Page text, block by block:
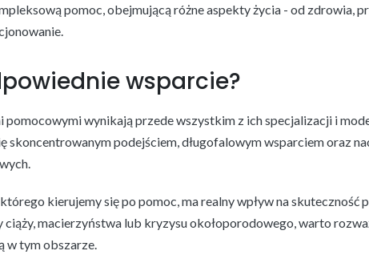
pomoc, obejmującą różne aspekty życia - od zdrowia,
wsparcie?
pomocowymi wynikają przede wszystkim z ich specjalizacji i
skoncentrowanym podejściem, długofalowym wsparciem oraz
kierujemy się po pomoc, ma realny wpływ na skuteczność
ciąży, macierzyństwa lub kryzysu okołoporodowego, warto
w tym obszarze.